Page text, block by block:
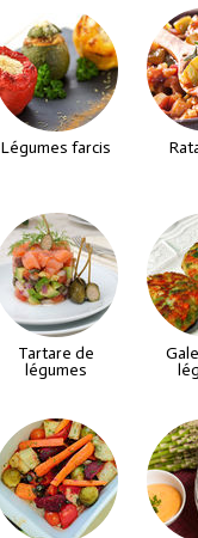
Légumes farcis
Tartare de
légumes